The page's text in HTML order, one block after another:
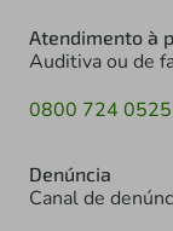
Atendimento à
Auditiva ou de
0800 724 0525
Denúncia
Canal de